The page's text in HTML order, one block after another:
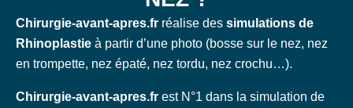
Chirurgie-avant-apres.fr réalise des simulations de
Rhinoplastie à partir d’une photo (bosse sur le nez, nez
en trompette, nez épaté, nez tordu, nez crochu…).
Chirurgie-avant-apres.fr est N°1 dans la simulation de